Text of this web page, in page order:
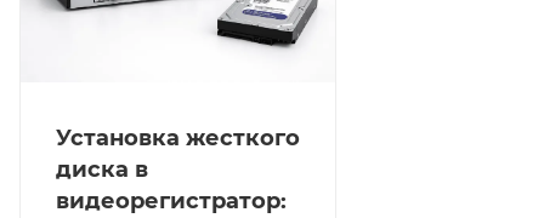
Рабочая температура варьируется от -10 до +55 °C
Установка жесткого
диска в
видеорегистратор: